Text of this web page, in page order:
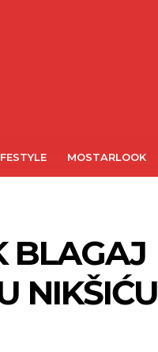
MOSTARLOOK
BLAGAJ
NIKŠIĆU